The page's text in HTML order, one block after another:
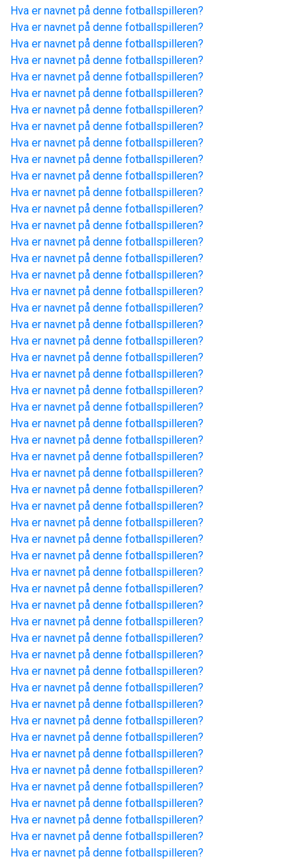
Hva er navnet på denne fotballspilleren?
Hva er navnet på denne fotballspilleren?
Hva er navnet på denne fotballspilleren?
Hva er navnet på denne fotballspilleren?
Hva er navnet på denne fotballspilleren?
Hva er navnet på denne fotballspilleren?
Hva er navnet på denne fotballspilleren?
Hva er navnet på denne fotballspilleren?
Hva er navnet på denne fotballspilleren?
Hva er navnet på denne fotballspilleren?
Hva er navnet på denne fotballspilleren?
Hva er navnet på denne fotballspilleren?
Hva er navnet på denne fotballspilleren?
Hva er navnet på denne fotballspilleren?
Hva er navnet på denne fotballspilleren?
Hva er navnet på denne fotballspilleren?
Hva er navnet på denne fotballspilleren?
Hva er navnet på denne fotballspilleren?
Hva er navnet på denne fotballspilleren?
Hva er navnet på denne fotballspilleren?
Hva er navnet på denne fotballspilleren?
Hva er navnet på denne fotballspilleren?
Hva er navnet på denne fotballspilleren?
Hva er navnet på denne fotballspilleren?
Hva er navnet på denne fotballspilleren?
Hva er navnet på denne fotballspilleren?
Hva er navnet på denne fotballspilleren?
Hva er navnet på denne fotballspilleren?
Hva er navnet på denne fotballspilleren?
Hva er navnet på denne fotballspilleren?
Hva er navnet på denne fotballspilleren?
Hva er navnet på denne fotballspilleren?
Hva er navnet på denne fotballspilleren?
Hva er navnet på denne fotballspilleren?
Hva er navnet på denne fotballspilleren?
Hva er navnet på denne fotballspilleren?
Hva er navnet på denne fotballspilleren?
Hva er navnet på denne fotballspilleren?
Hva er navnet på denne fotballspilleren?
Hva er navnet på denne fotballspilleren?
Hva er navnet på denne fotballspilleren?
Hva er navnet på denne fotballspilleren?
Hva er navnet på denne fotballspilleren?
Hva er navnet på denne fotballspilleren?
Hva er navnet på denne fotballspilleren?
Hva er navnet på denne fotballspilleren?
Hva er navnet på denne fotballspilleren?
Hva er navnet på denne fotballspilleren?
Hva er navnet på denne fotballspilleren?
Hva er navnet på denne fotballspilleren?
Hva er navnet på denne fotballspilleren?
Hva er navnet på denne fotballspilleren?